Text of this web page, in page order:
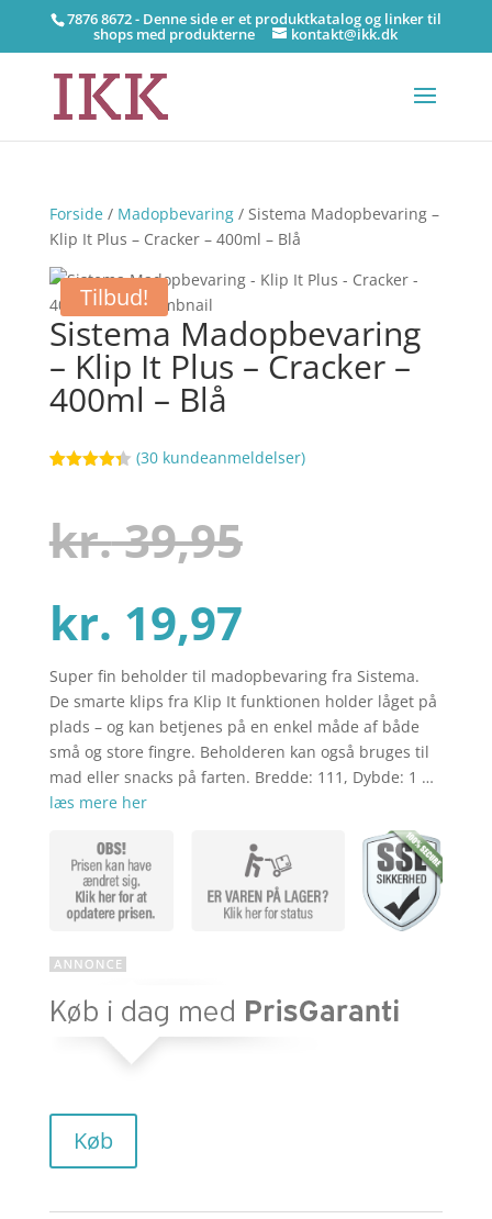
7876 8672 - Denne side er et produktkatalog og linker til
shops med produkterne kontakt@ikk.dk
Forside/ Madopbevaring/ Sistema Madopbevaring –
Klip It Plus – Cracker – 400ml – Blå
Tilbud!
Sistema Madopbevaring
– Klip It Plus – Cracker –
400ml – Blå
baseret
på
kundebedø
(30 kundeanmeldelser)
kr.39,95
pris
var:
kr. 39,95.
kr. 19,97Den
aktuelle
pris
er:
kr. 19,97.
Super fin beholder til madopbevaring fra Sistema.
De smarte klips fra Klip It funktionen holder låget på
plads – og kan betjenes på en enkel måde af både
små og store fingre. Beholderen kan også bruges til
mad eller snacks på farten. Bredde: 111, Dybde: 1 …
læs mere her
Køb